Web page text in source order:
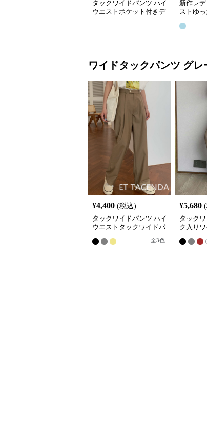
タックワイドパンツ ハイ
ウエストポケット付きデ
新作レ
ストゆ
ワイドタックパンツ グレ
¥4,400 (税込)
タックワイドパンツ ハイ
ウエストタックワイドパ
ュアル
全3色
¥5,680
タック
ク入り